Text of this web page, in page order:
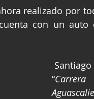
realizado por
con un
Santiago
“Carrera